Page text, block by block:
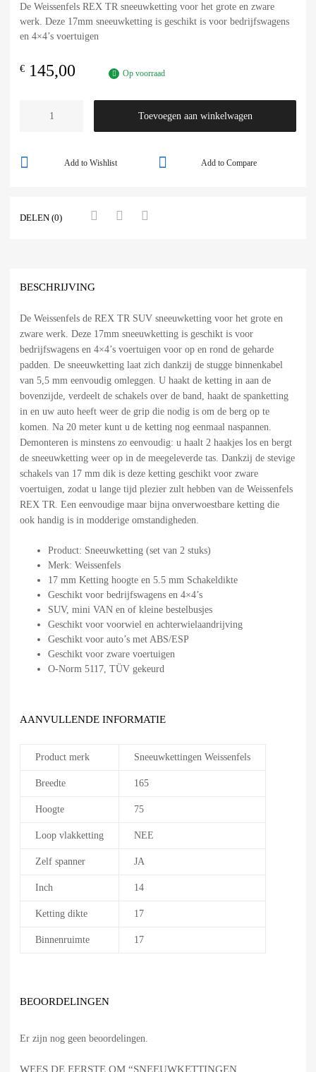
De Weissenfels REX TR sneeuwketting voor het grote en zware
werk. Deze 17mm sneeuwketting is geschikt is voor bedrijfswagens
en 4×4’s voertuigen
€ 145,00 Op voorraad
Toevoegen aan winkelwagen
Add to Compare
Add to Wishlist
DELEN (0)
BESCHRIJVING
De Weissenfels de REX TR SUV sneeuwketting voor het grote en
zware werk. Deze 17mm sneeuwketting is geschikt is voor
bedrijfswagens en 4×4’s voertuigen voor op en rond de geharde
padden. De sneeuwketting laat zich dankzij de stugge binnenkabel
van 5,5 mm eenvoudig omleggen. U haakt de ketting in aan de
bovenzijde, verdeelt de schakels over de band, haakt de spanketting
in en uw auto heeft weer de grip die nodig is om de berg op te
komen. Na 20 meter kunt u de ketting nog eenmaal naspannen.
Demonteren is minstens zo eenvoudig: u haalt 2 haakjes los en bergt
de sneeuwketting weer op in de meegeleverde tas. Dankzij de stevige
schakels van 17 mm dik is deze ketting geschikt voor zware
voertuigen, zodat u lange tijd plezier zult hebben van de Weissenfels
REX TR. Een eenvoudige maar bijna onverwoestbare ketting die
ook handig is in modderige omstandigheden.
Product: Sneeuwketting (set van 2 stuks)
Merk: Weissenfels
17 mm Ketting hoogte en 5.5 mm Schakeldikte
Geschikt voor bedrijfswagens en 4×4’s
SUV, mini VAN en of kleine bestelbusjes
Geschikt voor voorwiel en achterwielaandrijving
Geschikt voor auto’s met ABS/ESP
Geschikt voor zware voertuigen
O-Norm 5117, TÜV gekeurd
AANVULLENDE INFORMATIE
Product merk Sneeuwkettingen Weissenfels
Breedte 165
Hoogte 75
Loop vlakketting NEE
Zelf spanner JA
Inch 14
Ketting dikte 17
Binnenruimte 17
BEOORDELINGEN
Er zijn nog geen beoordelingen.
WEES DE EERSTE OM “SNEEUWKETTINGEN